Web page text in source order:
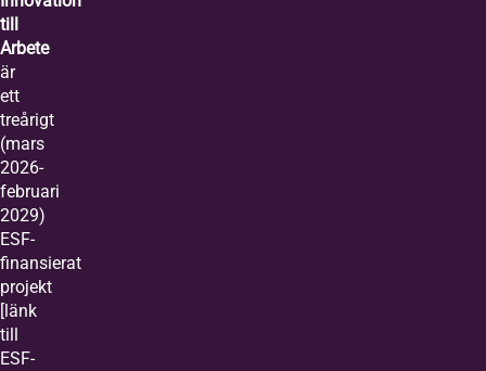
till
Arbete
är
ett
treårigt
(mars
2026-
februari
2029)
ESF-
finansierat
projekt
[länk
till
ESF-